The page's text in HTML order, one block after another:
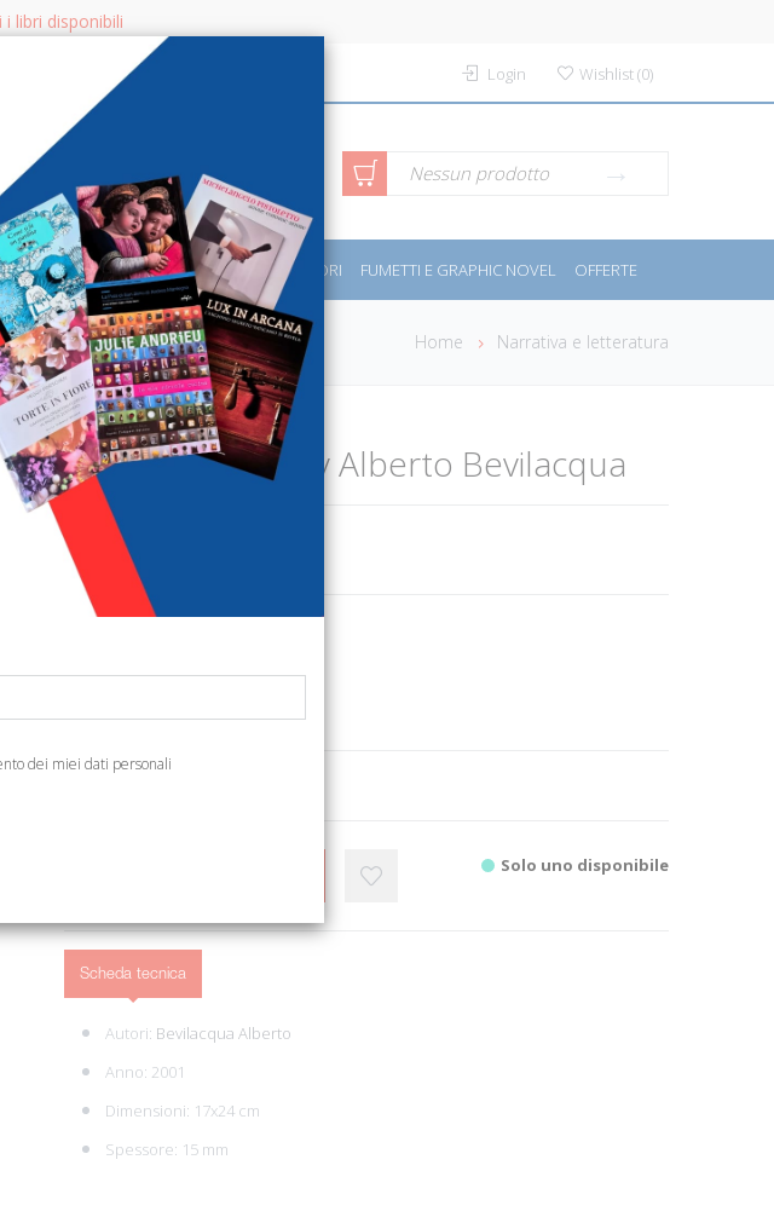
libri disponibili
Login Wishlist(0)
CERCA Ricerca avanzata Nessun prodotto
MANUALI - GUIDE - CORSI SPORT E MOTORI FUMETTI E GRAPHIC NOVEL OFFERTE
Home Narrativa e letteratura
Califfa. A novel by Alberto Bevilacqua
€ 19,99
Ean13: 9788873014362
Solo uno disponibile
Scheda tecnica
Autori: Bevilacqua Alberto
Anno: 2001
Dimensioni: 17x24 cm
Spessore: 15 mm
dei miei dati personali